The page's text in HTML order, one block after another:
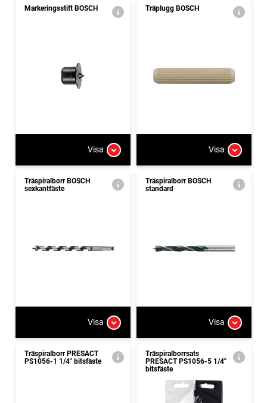
Markeringsstift BOSCH
Visa
Träplugg BOSCH
Visa
Träspiralborr BOSCH
sexkantfäste
Visa
Träspiralborr BOSCH
standard
Visa
Träspiralborr PRESACT
PS1056-1 1/4" bitsfäste
Träspiralborrsats
PRESACT PS1056-5 1/4"
bitsfäste